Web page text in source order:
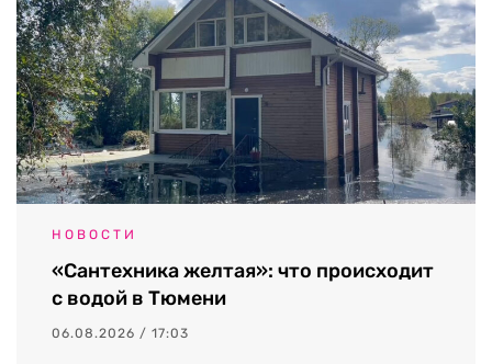
НОВОСТИ
«Сантехника желтая»: что происходит
с водой в Тюмени
06.08.2026 / 17:03